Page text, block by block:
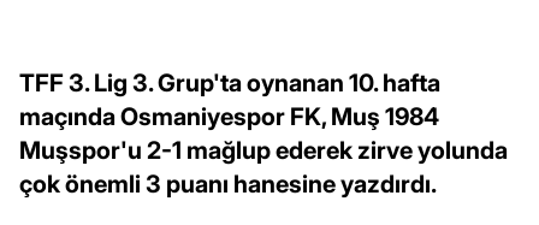
TFF 3. Lig 3. Grup'ta oynanan 10. hafta
maçında Osmaniyespor FK, Muş 1984
Muşspor'u 2-1 mağlup ederek zirve yolunda
çok önemli 3 puanı hanesine yazdırdı.